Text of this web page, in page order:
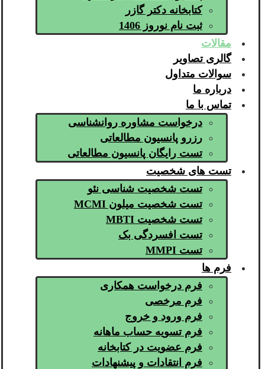
کتابخانه دکتر گازر
ثبت نام نوروز 1406
مقالات
گالری تصاویر
سوالات متداول
درباره ما
تماس با ما
درخواست مشاوره روانشناسی
رزرو پانسیون مطالعاتی
تست رایگان پانسیون مطالعاتی
تست های شخصیت
تست شخصیت شناسی نئو
تست شخصیت میلون MCMI
تست شخصیت MBTI
تست افسردگی بک
تست MMPI
فرم ها
فرم درخواست همکاری
فرم مرخصی
فرم ورود و خروج
فرم تسویه حساب ماهانه
فرم عضویت در کتابخانه
فرم انتقادات و پیشنهادات